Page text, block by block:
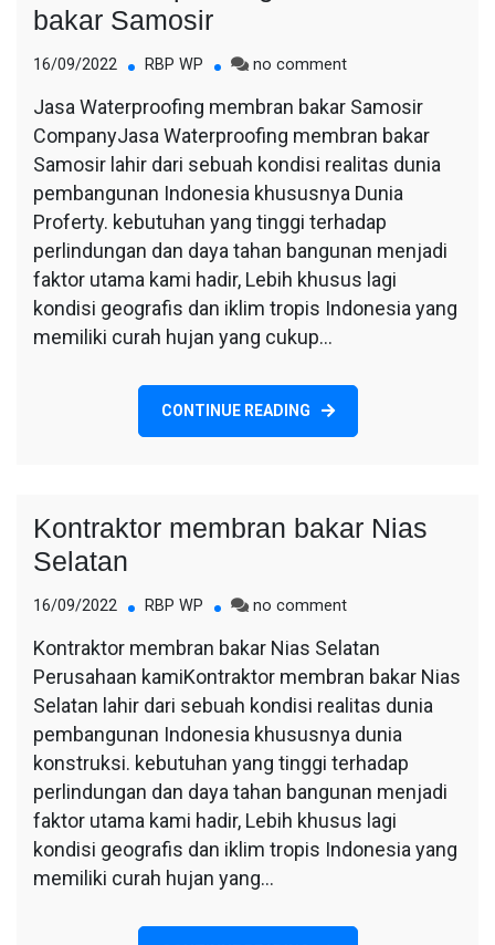
bakar Samosir
16/09/2022 RBP WP no commenton
Waterproofing
membran
bakar
Jasa Waterproofing membran bakar Samosir
CompanyJasa Waterproofing membran bakar
Samosir lahir dari sebuah kondisi realitas dunia
pembangunan Indonesia khususnya Dunia
Proferty. kebutuhan yang tinggi terhadap
perlindungan dan daya tahan bangunan menjadi
faktor utama kami hadir, Lebih khusus lagi
kondisi geografis dan iklim tropis Indonesia yang
memiliki curah hujan yang cukup…
CONTINUE READING
Kontraktor membran bakar Nias
Selatan
16/09/2022 RBP WP no commenton
membran
bakar
Nias
Kontraktor membran bakar Nias Selatan
Perusahaan kamiKontraktor membran bakar Nias
Selatan lahir dari sebuah kondisi realitas dunia
pembangunan Indonesia khususnya dunia
konstruksi. kebutuhan yang tinggi terhadap
perlindungan dan daya tahan bangunan menjadi
faktor utama kami hadir, Lebih khusus lagi
kondisi geografis dan iklim tropis Indonesia yang
memiliki curah hujan yang…